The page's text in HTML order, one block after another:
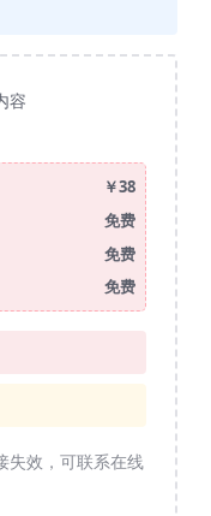
容
￥38
免费
免费
免费
失效，可联系在线